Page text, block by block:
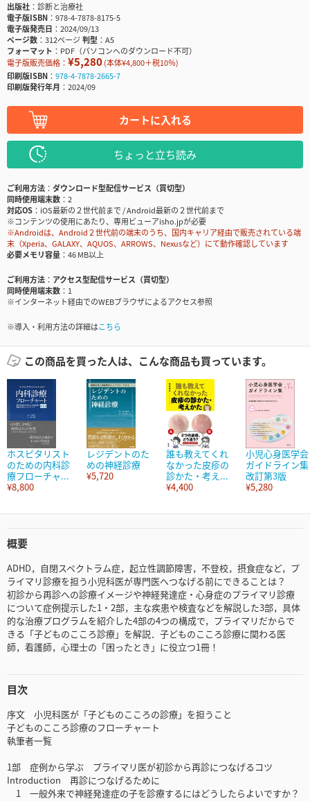
出版社
診断と治療社
電子版ISBN
978-4-7878-8175-5
電子版発売日
2024/09/13
ページ数
312ページ判型
A5
フォーマット
PDF（パソコンへのダウンロード不可）
電子版販売価格： ¥5,280(本体¥4,800＋税10％)
印刷版ISBN
978-4-7878-2665-7
印刷版発行年月
2024/09
カートに入れる
ちょっと立ち読み
ご利用方法
ダウンロード型配信サービス（買切型）
同時使用端末数
2
対応OS
iOS最新の２世代前まで / Android最新の２世代前まで
※コンテンツの使用にあたり、専用ビューアisho.jpが必要
※Androidは、Android２世代前の端末のうち、国内キャリア経由で販売されている端
末（Xperia、GALAXY、AQUOS、ARROWS、Nexusなど）にて動作確認しています
必要メモリ容量
46 MB以上
ご利用方法
アクセス型配信サービス（買切型）
同時使用端末数
1
※インターネット経由でのWEBブラウザによるアクセス参照
※導入・利用方法の詳細はこちら
この商品を買った人は、こんな商品も買っています。
ホスピタリスト
のための内科診
療フローチャ...
¥8,800
レジデントのた
めの神経診療
¥5,720
誰も教えてくれ
なかった皮疹の
診かた・考え...
¥4,400
小児心身医学会
ガイドライン集
改訂第3版
¥5,280
概要
ADHD，自閉スペクトラム症，起立性調節障害，不登校，摂食症など，プ
ライマリ診療を担う小児科医が専門医へつなげる前にできることは？
初診から再診への診療イメージや神経発達症・心身症のプライマリ診療
について症例提示した1・2部，主な疾患や検査などを解説した3部，具体
的な治療プログラムを紹介した4部の4つの構成で，プライマリだからで
きる「子どものこころ診療」を解説．子どものこころ診療に関わる医
師，看護師，心理士の「困ったとき」に役立つ1冊！
目次
序文 小児科医が「子どものこころの診療」を担うこと
子どものこころ診療のフローチャート
執筆者一覧
1部 症例から学ぶ プライマリ医が初診から再診につなげるコツ
Introduction 再診につなげるために
1 一般外来で神経発達症の子を診療するにはどうしたらよいですか？